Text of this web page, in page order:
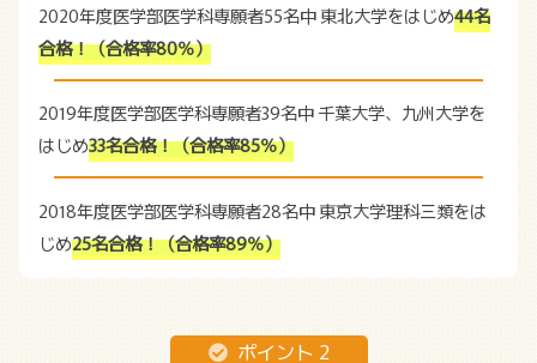
2020年度医学部医学科専願者55名中東北大学をはじめ44名
合格！（合格率80％）
2019年度医学部医学科専願者39名中千葉大学、九州大学を
はじめ33名合格！（合格率85％）
2018年度医学部医学科専願者28名中東京大学理科三類をは
じめ25名合格！（合格率89％）
ポイント 2